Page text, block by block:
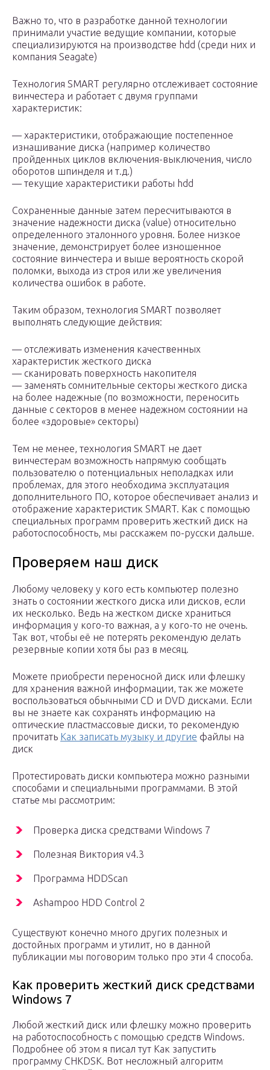
Важно то, что в разработке данной технологии
принимали участие ведущие компании, которые
специализируются на производстве hdd (среди них и
компания Seagate)
Технология SMART регулярно отслеживает состояние
винчестера и работает с двумя группами
характеристик:
— характеристики, отображающие постепенное
изнашивание диска (например количество
пройденных циклов включения-выключения, число
оборотов шпинделя и т.д.)
— текущие характеристики работы hdd
Сохраненные данные затем пересчитываются в
значение надежности диска (value) относительно
определенного эталонного уровня. Более низкое
значение, демонстрирует более изношенное
состояние винчестера и выше вероятность скорой
поломки, выхода из строя или же увеличения
количества ошибок в работе.
Таким образом, технология SMART позволяет
выполнять следующие действия:
— отслеживать изменения качественных
характеристик жесткого диска
— сканировать поверхность накопителя
— заменять сомнительные секторы жесткого диска
на более надежные (по возможности, переносить
данные с секторов в менее надежном состоянии на
более «здоровые» секторы)
Тем не менее, технология SMART не дает
винчестерам возможность напрямую сообщать
пользователю о потенциальных неполадках или
проблемах, для этого необходима эксплуатация
дополнительного ПО, которое обеспечивает анализ и
отображение характеристик SMART. Как с помощью
специальных программ проверить жесткий диск на
работоспособность, мы расскажем по-русски дальше.
Проверяем наш диск
Любому человеку у кого есть компьютер полезно
знать о состоянии жесткого диска или дисков, если
их несколько. Ведь на жестком диске храниться
информация у кого-то важная, а у кого-то не очень.
Так вот, чтобы её не потерять рекомендую делать
резервные копии хотя бы раз в месяц.
Можете приобрести переносной диск или флешку
для хранения важной информации, так же можете
воспользоваться обычными CD и DVD дисками. Если
вы не знаете как сохранять информацию на
оптические пластмассовые диски, то рекомендую
прочитать Как записать музыку и другие файлы на
диск
Протестировать диски компьютера можно разными
способами и специальными программами. В этой
статье мы рассмотрим:
Проверка диска средствами Windows 7
Полезная Виктория v4.3
Программа HDDScan
Ashampoo HDD Control 2
Существуют конечно много других полезных и
достойных программ и утилит, но в данной
публикации мы поговорим только про эти 4 способа.
Как проверить жесткий диск средствами
Windows 7
Любой жесткий диск или флешку можно проверить
на работоспособность с помощью средств Windows.
Подробнее об этом я писал тут Как запустить
программу CHKDSK. Вот несложный алгоритм